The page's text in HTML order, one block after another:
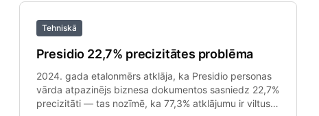
Tehniskā
Presidio 22,7% precizitātes problēma
2024. gada etalonmērs atklāja, ka Presidio personas
vārda atpazinējs biznesa dokumentos sasniedz 22,7%
precizitāti — tas nozīmē, ka 77,3% atklājumu ir viltus